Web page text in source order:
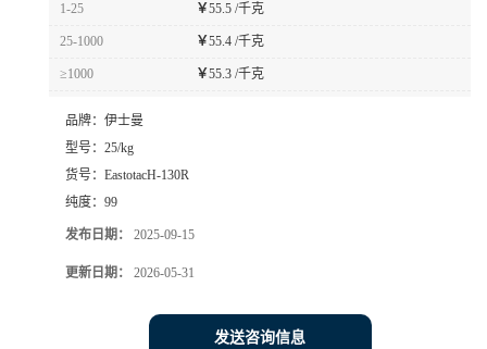
1-25 ￥55.5 /千克
25-1000 ￥55.4 /千克
≥1000 ￥55.3 /千克
品牌： 伊士曼
型号： 25/kg
货号： EastotacH-130R
纯度： 99
发布日期： 2025-09-15
更新日期： 2026-05-31
发送咨询信息